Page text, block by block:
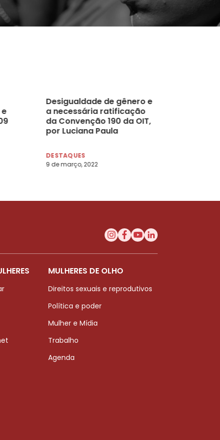
Desigualdade de gênero e
a necessária ratificação
da Convenção 190 da OIT,
por Luciana Paula
DESTAQUES
9 de março, 2022
MULHERES DE OLHO
Direitos sexuais e reprodutivos
Política e poder
Mulher e Mídia
Trabalho
Agenda